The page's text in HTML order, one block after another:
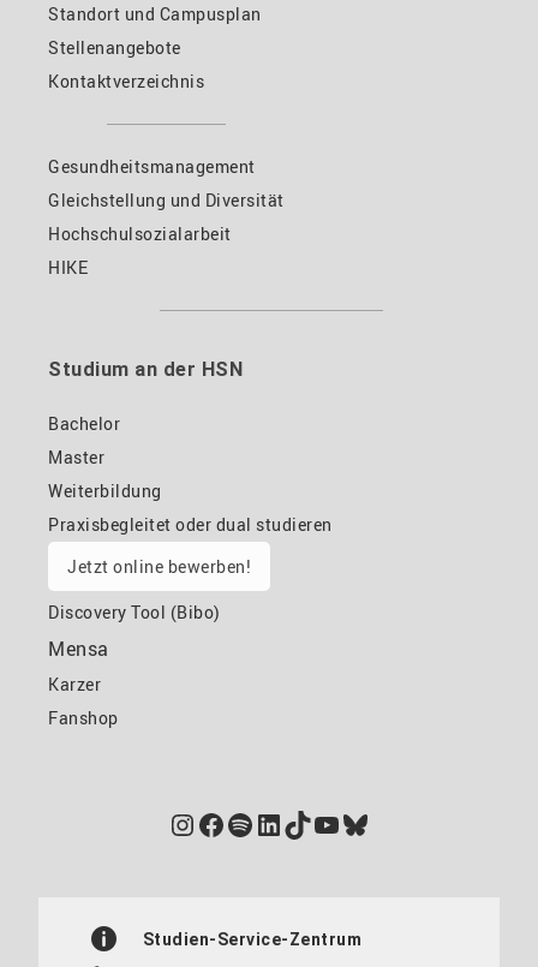
Standort und Campusplan
Stellenangebote
Kontaktverzeichnis
Gesundheitsmanagement
Gleichstellung und Diversität
Hochschulsozialarbeit
HIKE
Studium an der HSN
Bachelor
Master
Weiterbildung
Praxisbegleitet oder dual studieren
Jetzt online bewerben!
Discovery Tool (Bibo)
Mensa
Karzer
Fanshop
Instagram
Facebook
Spotify
LinkedIn
TikTok
YouTube
Bluesky
Studien-Service-Zentrum